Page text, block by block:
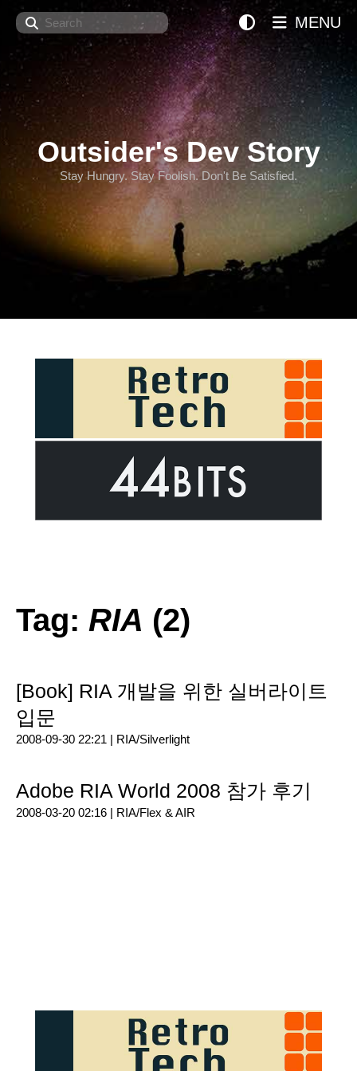
Search
Outsider's Dev Story
Stay Hungry. Stay Foolish. Don't Be Satisfied.
MENU
Tag: RIA (2)
[Book] RIA 개발을 위한 실버라이트
입문
2008-09-30 22:21 | RIA/Silverlight
Adobe RIA World 2008 참가 후기
2008-03-20 02:16 | RIA/Flex & AIR